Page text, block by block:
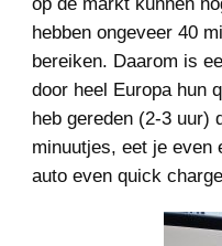
hebben ongeveer 40
bereiken. Daarom is
door heel Europa hun
heb gereden (2-3 uur)
minuutjes, eet je even
auto even quick